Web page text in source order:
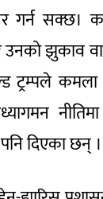
गर्न सक्छ।
उनको झुकाव
कमला
दिएका छन् ।